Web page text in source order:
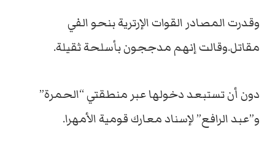
وقدرت المصادر القوات الإرترية بنحو الفي
مقاتل.وقالت إنهم مدججون بأسلحة ثقيلة.
دون أن تستبعد دخولها عبر منطقتي “الحمرة”
و”عبد الرافع” لإسناد معارك قومية الأمهرا.